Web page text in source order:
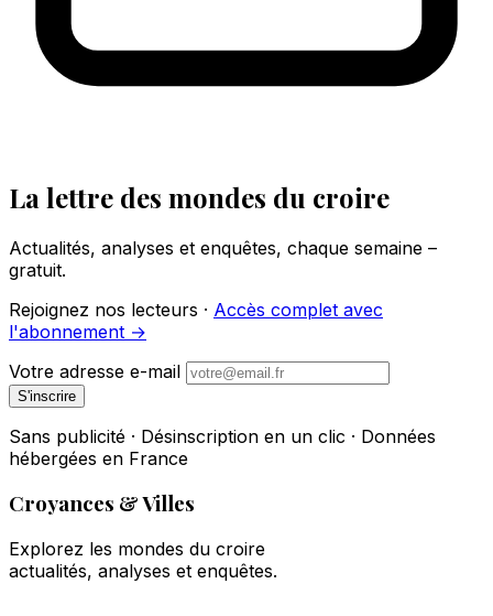
La lettre des mondes du croire
Actualités, analyses et enquêtes, chaque semaine –
gratuit.
Rejoignez nos lecteurs · Accès complet avec
l'abonnement →
Votre adresse e-mail
S'inscrire
Sans publicité · Désinscription en un clic · Données
hébergées en France
Croyances & Villes
Explorez les mondes du croire
actualités, analyses et enquêtes.